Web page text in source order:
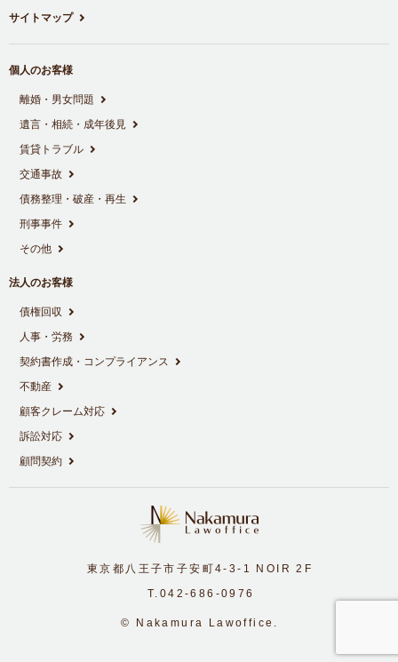
サイトマップ
個人のお客様
離婚・男女問題
遺言・相続・成年後見
賃貸トラブル
交通事故
債務整理・破産・再生
刑事事件
その他
法人のお客様
債権回収
人事・労務
契約書作成・コンプライアンス
不動産
顧客クレーム対応
訴訟対応
顧問契約
東京都八王子市子安町4-3-1
NOIR 2F
T.042-686-0976
© Nakamura Lawoffice.